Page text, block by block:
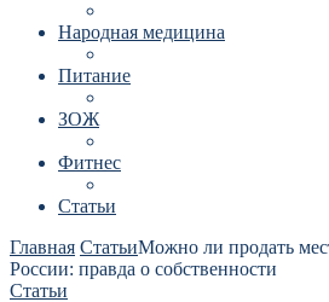
Народная медицина
Питание
ЗОЖ
Фитнес
Статьи
Главная СтатьиМожно ли продать
России: правда о собственности
Статьи